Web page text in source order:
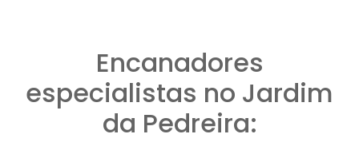
Encanadores
especialistas no Jardim
da Pedreira: